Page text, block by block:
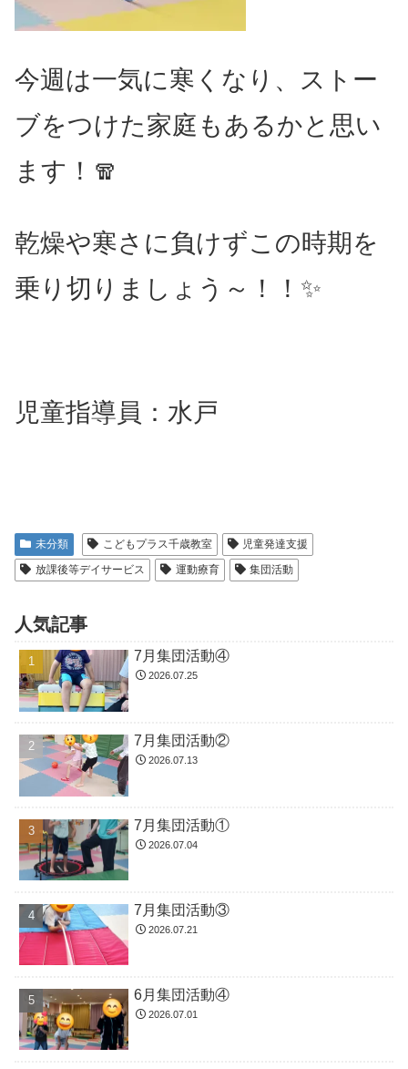
今週は一気に寒くなり、ストー
ブをつけた家庭もあるかと思い
ます！🧣
乾燥や寒さに負けずこの時期を
乗り切りましょう～！！✨
児童指導員：水戸
未分類 こどもプラス千歳教室
児童発達支援
放課後等デイサービス
運動療育 集団活動
人気記事
7月集団活動④
2026.07.25
7月集団活動②
2026.07.13
7月集団活動①
2026.07.04
7月集団活動③
2026.07.21
6月集団活動④
2026.07.01